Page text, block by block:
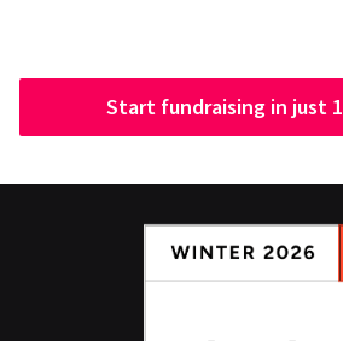
Start fundraising in just